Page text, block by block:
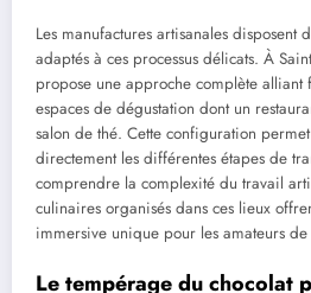
Les manufactures artisanales disposent
adaptés à ces processus délicats. À
propose une approche complète
espaces de dégustation dont un
salon de thé. Cette configuration
directement les différentes étapes de
comprendre la complexité du travail
culinaires organisés dans ces lieux
immersive unique pour les amateurs de
Le tempérage du chocolat